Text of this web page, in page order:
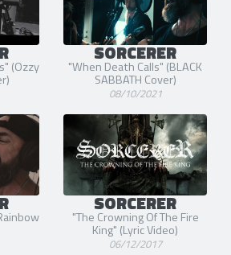
(Ozzy
SORCERER
"When Death Calls" (BLACK
SABBATH Cover)
08/10/2021
SORCERER
"The Crowning Of The Fire
King" (Lyric Video)
06/12/2017